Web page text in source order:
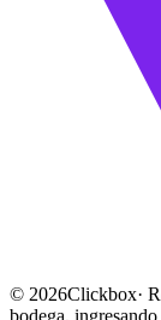
© 2026Clickbox·
bodega,